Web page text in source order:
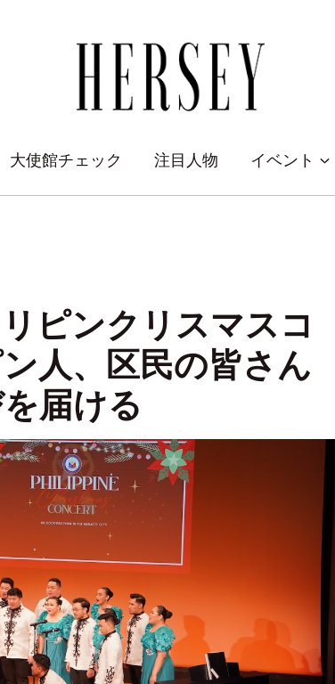
大使館チェック 注目人物 イベント
ピンクリスマスコ
人、区民の皆さん
届ける